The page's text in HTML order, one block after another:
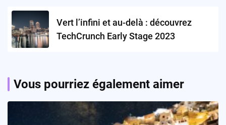
Vert l’infini et au-delà : découvrez
TechCrunch Early Stage 2023
Vous pourriez également aimer